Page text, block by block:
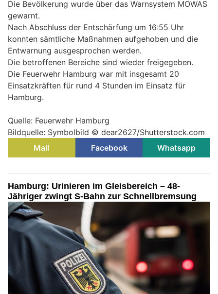
Die Bevölkerung wurde über das Warnsystem MOWAS
gewarnt.
Nach Abschluss der Entschärfung um 16:55 Uhr
konnten sämtliche Maßnahmen aufgehoben und die
Entwarnung ausgesprochen werden.
Die betroffenen Bereiche sind wieder freigegeben.
Die Feuerwehr Hamburg war mit insgesamt 20
Einsatzkräften für rund 4 Stunden im Einsatz für
Hamburg.
Quelle: Feuerwehr Hamburg
Bildquelle: Symbolbild © dear2627/Shutterstock.com
Mail
Facebook Whatsapp
Hamburg: Urinieren im Gleisbereich – 48-
Jähriger zwingt S-Bahn zur Schnellbremsung